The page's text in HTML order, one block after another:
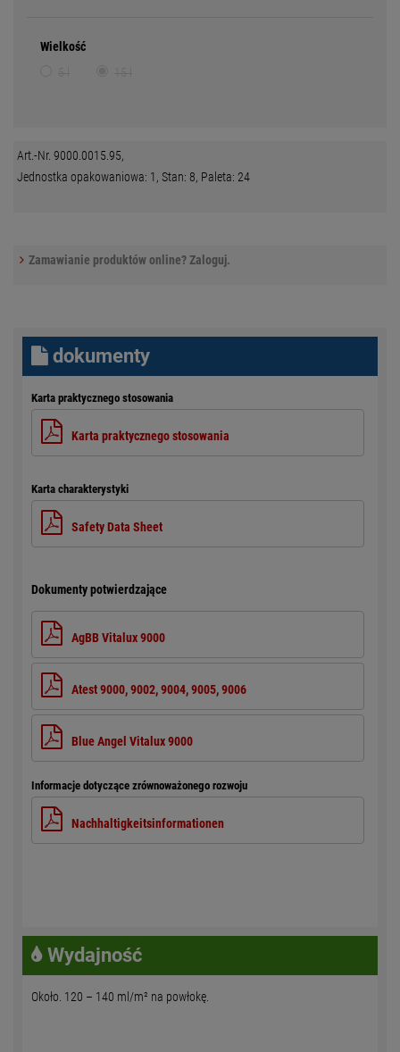
Wielkość
Art.-Nr. 9000.0015.95,
Jednostka opakowaniowa: 1, Stan: 8, Paleta: 24
Zamawianie produktów online? Zaloguj.
dokumenty
Karta praktycznego stosowania
Karta praktycznego stosowania
Karta charakterystyki
Safety Data Sheet
Dokumenty potwierdzające
AgBB Vitalux 9000
Atest 9000, 9002, 9004, 9005, 9006
Blue Angel Vitalux 9000
Informacje dotyczące zrównoważonego rozwoju
Nachhaltigkeitsinformationen
Wydajność
Około. 120 – 140 ml/m² na powłokę.